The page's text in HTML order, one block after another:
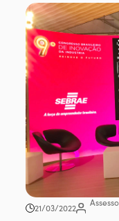
21/03/2022